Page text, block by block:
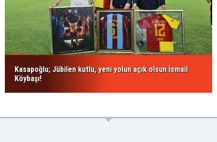
Kasapoğlu; Jübilen kutlu, yeni yolun açık olsun İsmail
Köybaşı!